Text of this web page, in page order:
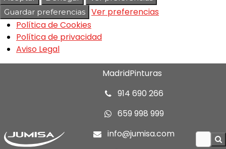
Guardar preferencias
Ver preferencias
Política de Cookies
Política de privacidad
Aviso Legal
MadridPinturas
914 690 266
659 998 999
info@jumisa.com